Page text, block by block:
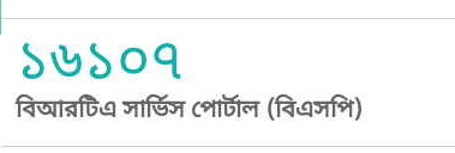
১৬১০৭
বিআরটিএ সার্ভিস পোর্টাল (বিএসপি)